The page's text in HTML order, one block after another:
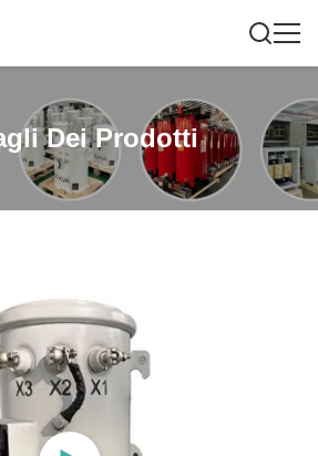
Dei Prodotti